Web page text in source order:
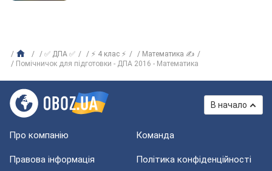
✅ ДПА ✅ ⚡ 4 клас ⚡
Математика ✍
Помічничок для підготовки - ДПА 2016 - Математика
В начало
Про компанію Команда
Правова інформація Політика конфіденційності